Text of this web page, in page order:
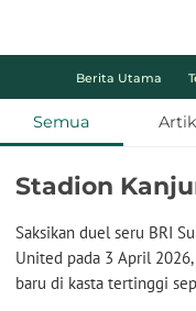
Berita Utama
Semua
Stadion
Saksikan duel seru BRI
United pada 3 April
baru di kasta tertinggi